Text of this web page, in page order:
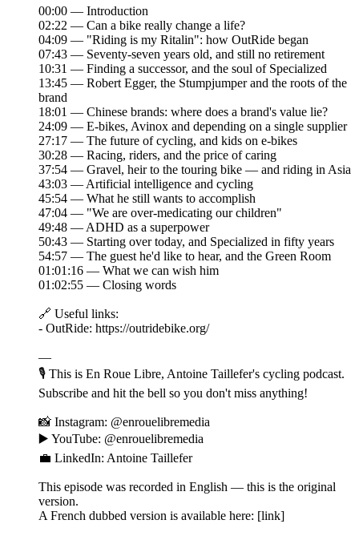
00:00 — Introduction
02:22 — Can a bike really change a life?
04:09 — "Riding is my Ritalin": how OutRide began
07:43 — Seventy-seven years old, and still no retirement
10:31 — Finding a successor, and the soul of Specialized
13:45 — Robert Egger, the Stumpjumper and the roots of the
brand
18:01 — Chinese brands: where does a brand's value lie?
24:09 — E-bikes, Avinox and depending on a single supplier
27:17 — The future of cycling, and kids on e-bikes
30:28 — Racing, riders, and the price of caring
37:54 — Gravel, heir to the touring bike — and riding in Asia
43:03 — Artificial intelligence and cycling
45:54 — What he still wants to accomplish
47:04 — "We are over-medicating our children"
49:48 — ADHD as a superpower
50:43 — Starting over today, and Specialized in fifty years
54:57 — The guest he'd like to hear, and the Green Room
01:01:16 — What we can wish him
01:02:55 — Closing words
🔗 Useful links:
- OutRide: https://outridebike.org/
—
🎙️ This is En Roue Libre, Antoine Taillefer's cycling podcast.
Subscribe and hit the bell so you don't miss anything!
📸 Instagram: @enrouelibremedia
▶️ YouTube: @enrouelibremedia
💼 LinkedIn: Antoine Taillefer
This episode was recorded in English — this is the original
version.
A French dubbed version is available here: [link]